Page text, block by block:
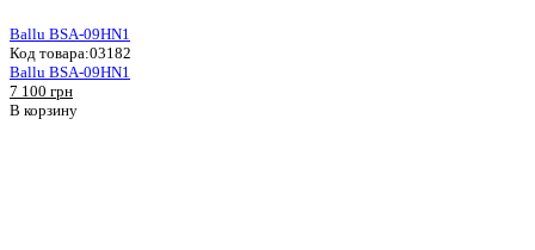
Ballu BSA-09HN1
Код товара:03182
Ballu BSA-09HN1
7 100 грн
В корзину